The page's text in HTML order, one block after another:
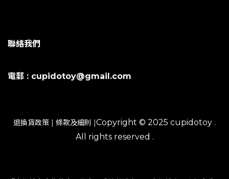
聯絡我們
電郵 : cupidotoy@gmail.com
退換貨政策 | 條款及細則 |Copyright © 2025 cupidotoy .
All rights reserved .